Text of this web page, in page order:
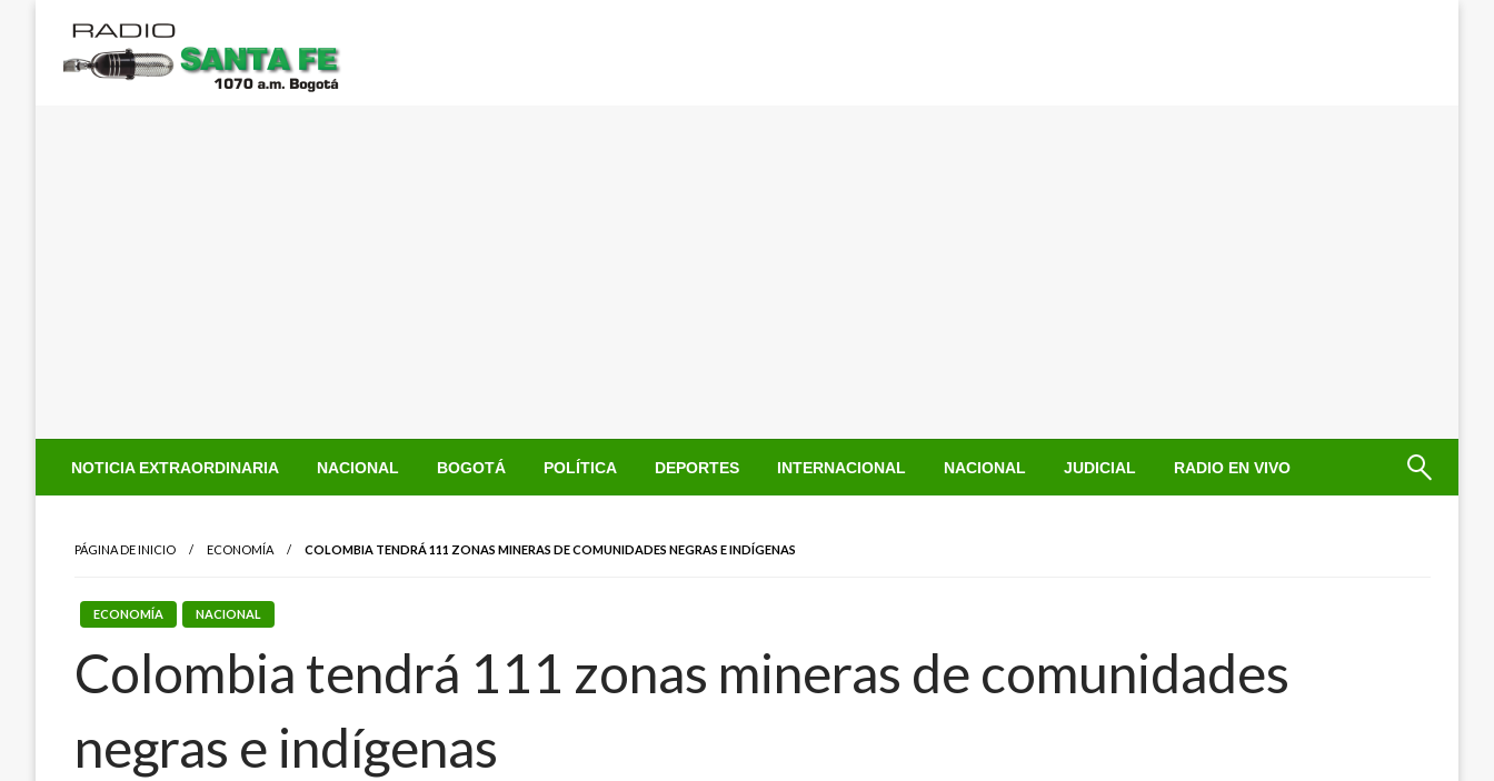
contenido
NOTICIA EXTRAORDINARIA NACIONAL BOGOTÁ POLÍTICA DEPORTES INTERNACIONAL NACIONAL JUDICIAL RADIO EN VIVO
PÁGINA DE INICIO ECONOMÍA COLOMBIA TENDRÁ 111 ZONAS MINERAS DE COMUNIDADES NEGRAS E INDÍGENAS
ECONOMÍA NACIONAL
Colombia tendrá 111 zonas mineras de comunidades
negras e indígenas